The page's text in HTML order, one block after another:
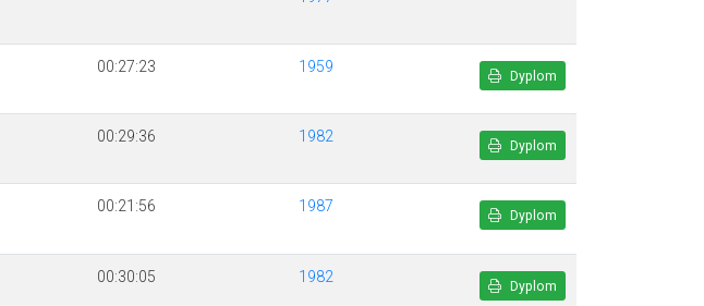
00:27:23 1959
Dyplom
00:29:36 1982
Dyplom
00:21:56 1987
Dyplom
00:30:05 1982
Dyplom